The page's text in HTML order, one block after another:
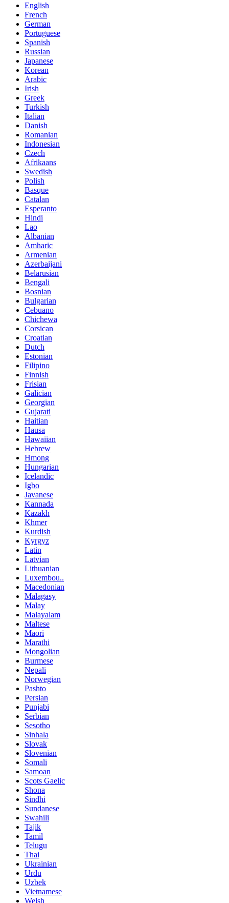
English
French
German
Portuguese
Spanish
Russian
Japanese
Korean
Arabic
Irish
Greek
Turkish
Italian
Danish
Romanian
Indonesian
Czech
Afrikaans
Swedish
Polish
Basque
Catalan
Esperanto
Hindi
Lao
Albanian
Amharic
Armenian
Azerbaijani
Belarusian
Bengali
Bosnian
Bulgarian
Cebuano
Chichewa
Corsican
Croatian
Dutch
Estonian
Filipino
Finnish
Frisian
Galician
Georgian
Gujarati
Haitian
Hausa
Hawaiian
Hebrew
Hmong
Hungarian
Icelandic
Igbo
Javanese
Kannada
Kazakh
Khmer
Kurdish
Kyrgyz
Latin
Latvian
Lithuanian
Luxembou..
Macedonian
Malagasy
Malay
Malayalam
Maltese
Maori
Marathi
Mongolian
Burmese
Nepali
Norwegian
Pashto
Persian
Punjabi
Serbian
Sesotho
Sinhala
Slovak
Slovenian
Somali
Samoan
Scots Gaelic
Shona
Sindhi
Sundanese
Swahili
Tajik
Tamil
Telugu
Thai
Ukrainian
Urdu
Uzbek
Vietnamese
Welsh